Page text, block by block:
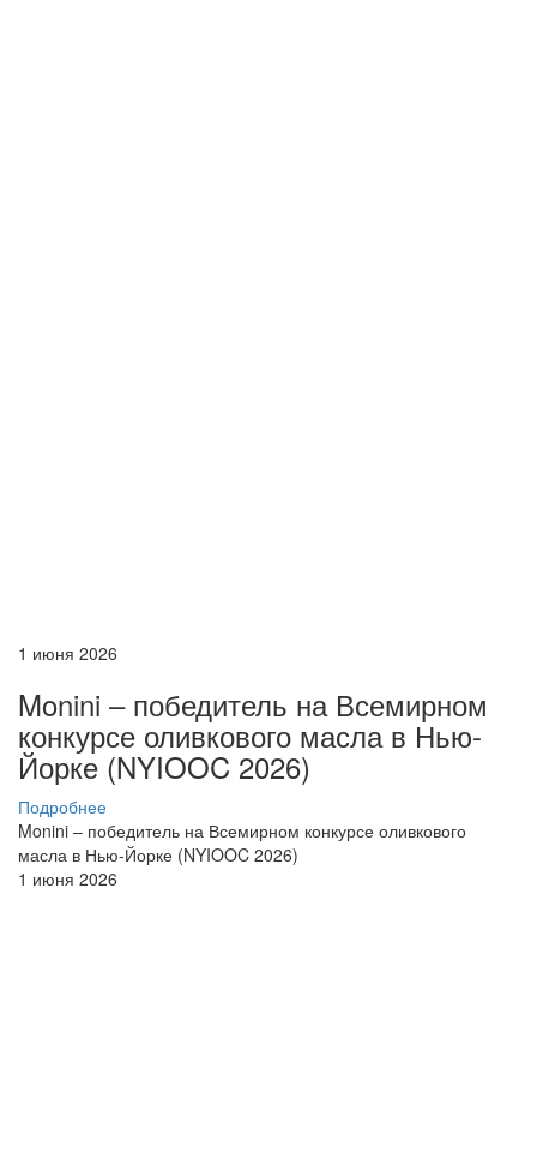
1 июня 2026
Monini – победитель на Всемирном
конкурсе оливкового масла в Нью-
Йорке (NYIOOC 2026)
Подробнее
Monini – победитель на Всемирном конкурсе оливкового
масла в Нью-Йорке (NYIOOC 2026)
1 июня 2026